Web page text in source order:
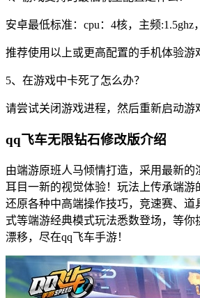
安卓最低标准：cpu：4核，主频:1.5ghz
推荐使用以上或更高配置的手机体验游
5、在游戏中卡死了怎么办？
请尝试关闭游戏进程，然后重新启动游
qq飞车无限钻石修改版介绍
由端游原班人马倾情打造，采用最新的
耳目一新的视觉体验！玩法上传承端游
还原各种中高端操作技巧，竞速赛、道
式等端游经典模式玩法悉数登场，等你
漂移，尽在qq飞车手游！